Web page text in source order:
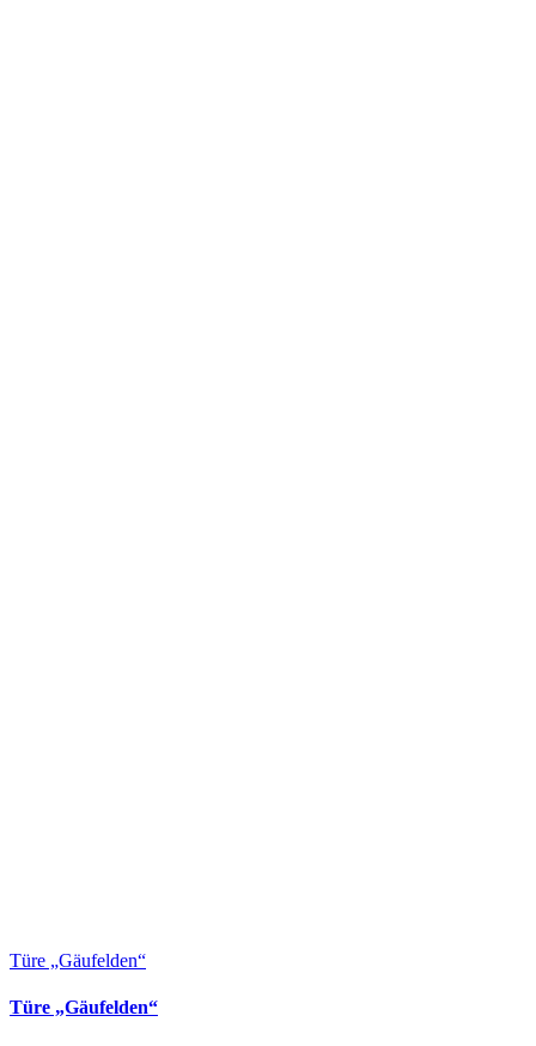
Türe „Gäufelden“
Türe „Gäufelden“